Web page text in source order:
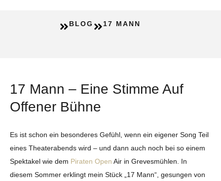
BLOG 17 MANN
17 Mann – Eine Stimme Auf
Offener Bühne
Es ist schon ein besonderes Gefühl, wenn ein eigener Song Teil
eines Theaterabends wird – und dann auch noch bei so einem
Spektakel wie dem Piraten Open Air in Grevesmühlen. In
diesem Sommer erklingt mein Stück „17 Mann“, gesungen von